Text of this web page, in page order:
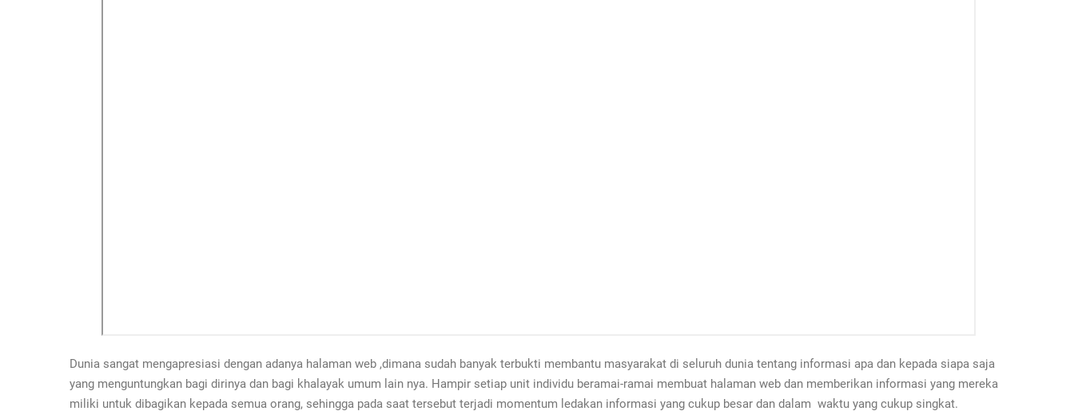
Dunia sangat mengapresiasi dengan adanya halaman web ,dimana sudah banyak terbukti membantu masyarakat di seluruh dunia tentang informasi apa dan kepada siapa saja
yang menguntungkan bagi dirinya dan bagi khalayak umum lain nya. Hampir setiap unit individu beramai-ramai membuat halaman web dan memberikan informasi yang mereka
miliki untuk dibagikan kepada semua orang, sehingga pada saat tersebut terjadi momentum ledakan informasi yang cukup besar dan dalam waktu yang cukup singkat.